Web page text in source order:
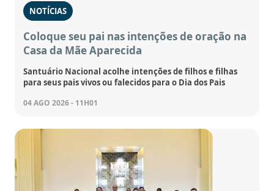
NOTÍCIAS
Coloque seu pai nas intenções de oração na
Casa da Mãe Aparecida
Santuário Nacional acolhe intenções de filhos e filhas
para seus pais vivos ou falecidos para o Dia dos Pais
04 AGO 2026 - 11H01